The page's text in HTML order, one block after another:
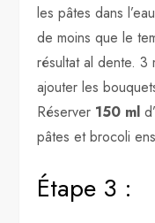
les pâtes dans
de moins que le
résultat al dente. 3
ajouter les
Réserver 150 ml
pâtes et brocoli
Étape 3 :